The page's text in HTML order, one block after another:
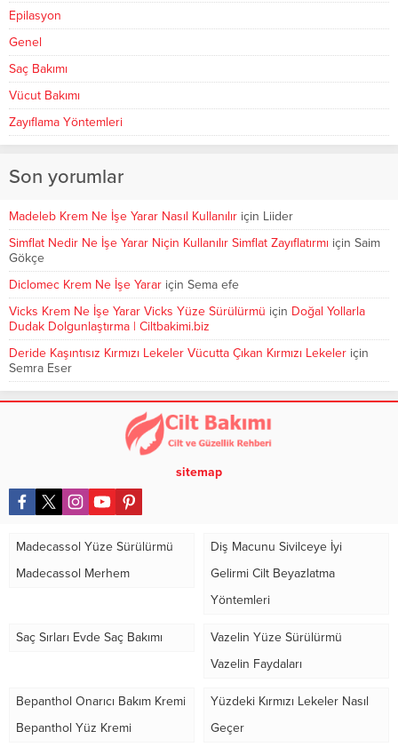
Epilasyon
Genel
Saç Bakımı
Vücut Bakımı
Zayıflama Yöntemleri
Son yorumlar
Madeleb Krem Ne İşe Yarar Nasıl Kullanılır için Liider
Simflat Nedir Ne İşe Yarar Niçin Kullanılır Simflat Zayıflatırmı için Saim
Gökçe
Diclomec Krem Ne İşe Yarar için Sema efe
Vicks Krem Ne İşe Yarar Vicks Yüze Sürülürmü için Doğal Yollarla
Dudak Dolgunlaştırma | Ciltbakimi.biz
Deride Kaşıntısız Kırmızı Lekeler Vücutta Çıkan Kırmızı Lekeler için
Semra Eser
sitemap
Madecassol Yüze Sürülürmü
Madecassol Merhem
Diş Macunu Sivilceye İyi
Gelirmi Cilt Beyazlatma
Yöntemleri
Saç Sırları Evde Saç Bakımı
Vazelin Yüze Sürülürmü
Vazelin Faydaları
Bepanthol Onarıcı Bakım Kremi
Bepanthol Yüz Kremi
Yüzdeki Kırmızı Lekeler Nasıl
Geçer